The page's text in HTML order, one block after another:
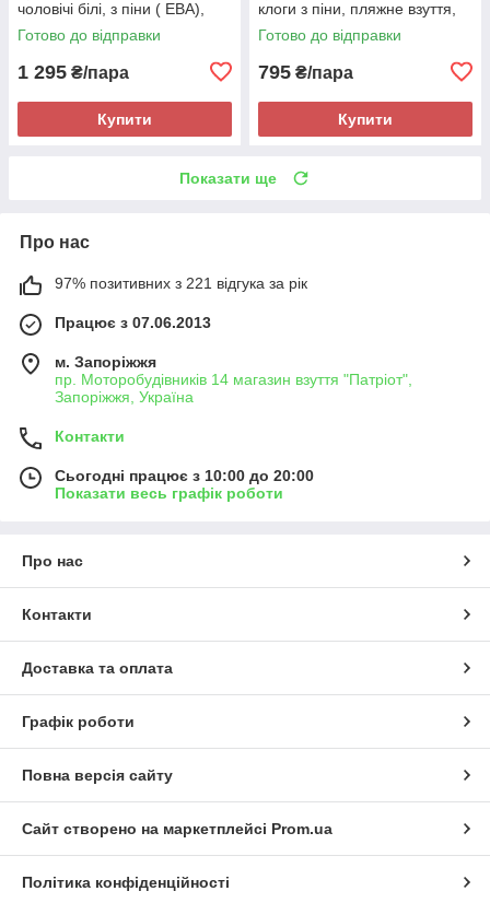
чоловічі білі, з піни ( ЕВА),
легкі і зручні
Готово до відправки
1 295 ₴/пара
Купити
клоги з піни, пляжне взуття,
зелені JoAm 200101
Готово до відправки
795 ₴/пара
Купити
Показати ще
Про нас
97% позитивних з 221 відгука за рік
Працює з 07.06.2013
м. Запоріжжя
пр. Моторобудівників 14 магазин взуття "Патріот",
Запоріжжя, Україна
Контакти
Сьогодні працює з 10:00 до 20:00
Показати весь графік роботи
Про нас
Контакти
Доставка та оплата
Графік роботи
Повна версія сайту
Сайт створено на маркетплейсі Prom.ua
Політика конфіденційності